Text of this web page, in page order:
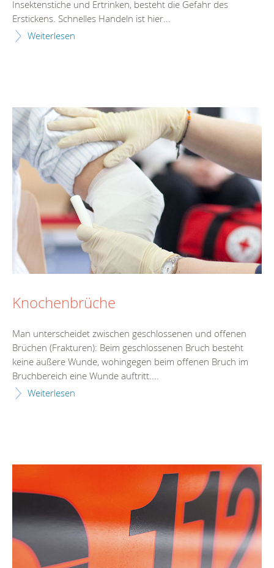
Insektenstiche und Ertrinken, besteht die Gefahr des
Erstickens. Schnelles Handeln ist hier...
Weiterlesen
Knochenbrüche
Man unterscheidet zwischen geschlossenen und offenen
Brüchen (Frakturen): Beim geschlossenen Bruch besteht
keine äußere Wunde, wohingegen beim offenen Bruch im
Bruchbereich eine Wunde auftritt....
Weiterlesen